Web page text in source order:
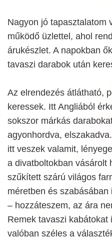
Nagyon jó tapasztalatom
működő üzlettel, ahol
árukészlet. A napokban
tavaszi darabok után
Az elrendezés átlátható,
keressek. Itt Angliából
sokszor márkás
agyonhordva,
itt veszek valamit,
a divatboltokban vásárolt
szűkített szárú világos
méretben és
– hozzáteszem, az ára
Remek tavaszi kabátokat
valóban széles a